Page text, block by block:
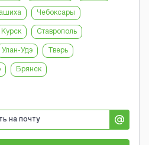
Чебоксары
Курск Ставрополь
Улан-Удэ Тверь
Брянск
на почту